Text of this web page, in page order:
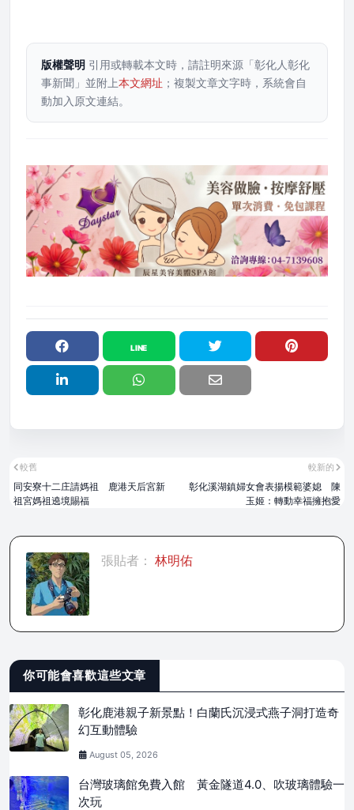
版權聲明 引用或轉載本文時，請註明來源「彰化人彰化
事新聞」並附上本文網址 ；複製文章文字時，系統會自
動加入原文連結。
較新的
彰化溪湖鎮婦女會表揚模範婆媳 陳
玉姬：轉動幸福擁抱愛
較舊
同安寮十二庄請媽祖 鹿港天后宮新
祖宮媽祖遶境賜福
張貼者： 林明佑
你可能會喜歡這些文章
彰化鹿港親子新景點！白蘭氏沉浸式燕子洞打造奇
幻互動體驗
August 05, 2026
台灣玻璃館免費入館 黃金隧道4.0、吹玻璃體驗一
次玩